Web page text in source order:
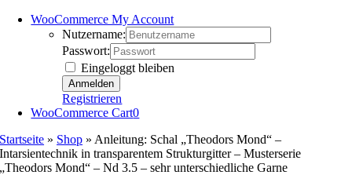
WooCommerce My Account
Nutzername:
Passwort:
Eingeloggt bleiben
Registrieren
WooCommerce Cart0
Startseite » Shop » Anleitung: Schal „Theodors Mond“ –
Intarsientechnik in transparentem Strukturgitter – Musterserie
„Theodors Mond“ – Nd 3.5 – sehr unterschiedliche Garne